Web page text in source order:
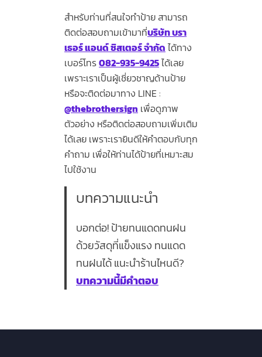
สำหรับท่านที่สนใจทำป้าย สามารถ
ติดต่อสอบถามเข้ามาที่บริษัท บรา
เธอร์ แอนด์ ซิสเตอร์ จำกัด ได้ทาง
เบอร์โทร082-935-9425ได้เลย
เพราะเราเป็นผู้เชี่ยวชาญด้านป้าย
หรือจะติดต่อมาทาง LINE :
@thebrothersign เพื่อดูภาพ
ตัวอย่าง หรือติดต่อสอบถามเพิ่มเติม
ได้เลย เพราะเรายินดีให้คำตอบกับทุก
คำถาม เพื่อให้ท่านได้ป้ายที่เหมาะสม
ไปใช้งาน
บทความแนะนำ
บอกต่อ! ป้ายทนแดดทนฝน
ด้วยวัสดุที่แข็งแรง ทนแดด
ทนฝนได้ แนะนำร้านไหนดี?
บทความนี้มีคำตอบ